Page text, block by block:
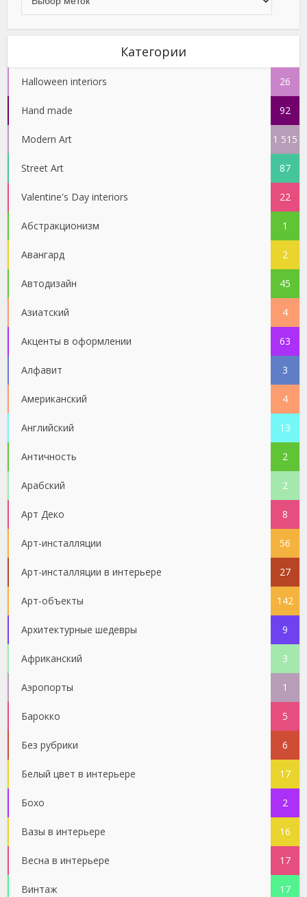
Категории
Halloween interiors 26
Hand made 92
Modern Art 1 515
Street Art 87
Valentine's Day interiors 22
Абстракционизм 1
Авангард 2
Автодизайн 45
Азиатский 4
Акценты в оформлении 63
Алфавит 3
Американский 4
Английский 13
Античность 2
Арабский 2
Арт Деко 8
Арт-инсталляции 56
Арт-инсталляции в интерьере 27
Арт-объекты 142
Архитектурные шедевры 9
Африканский 3
Аэропорты 1
Барокко 5
Без рубрики 6
Белый цвет в интерьере 17
Бохо 2
Вазы в интерьере 16
Весна в интерьере 17
Винтаж 17